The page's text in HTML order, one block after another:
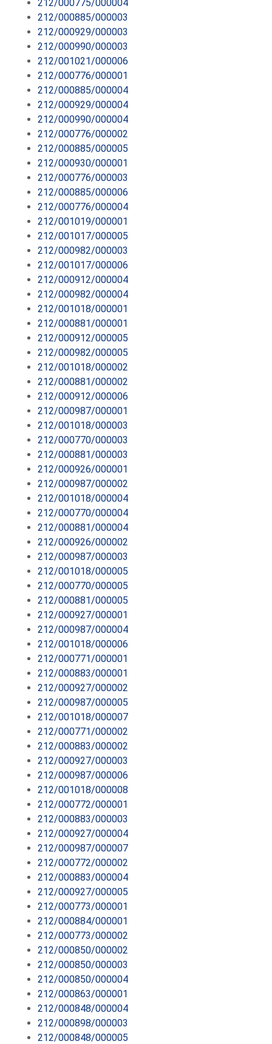
212/000775/000004
212/000885/000003
212/000929/000003
212/000990/000003
212/001021/000006
212/000776/000001
212/000885/000004
212/000929/000004
212/000990/000004
212/000776/000002
212/000885/000005
212/000930/000001
212/000776/000003
212/000885/000006
212/000776/000004
212/001019/000001
212/001017/000005
212/000982/000003
212/001017/000006
212/000912/000004
212/000982/000004
212/001018/000001
212/000881/000001
212/000912/000005
212/000982/000005
212/001018/000002
212/000881/000002
212/000912/000006
212/000987/000001
212/001018/000003
212/000770/000003
212/000881/000003
212/000926/000001
212/000987/000002
212/001018/000004
212/000770/000004
212/000881/000004
212/000926/000002
212/000987/000003
212/001018/000005
212/000770/000005
212/000881/000005
212/000927/000001
212/000987/000004
212/001018/000006
212/000771/000001
212/000883/000001
212/000927/000002
212/000987/000005
212/001018/000007
212/000771/000002
212/000883/000002
212/000927/000003
212/000987/000006
212/001018/000008
212/000772/000001
212/000883/000003
212/000927/000004
212/000987/000007
212/000772/000002
212/000883/000004
212/000927/000005
212/000773/000001
212/000884/000001
212/000773/000002
212/000850/000002
212/000850/000003
212/000850/000004
212/000863/000001
212/000848/000004
212/000898/000003
212/000848/000005